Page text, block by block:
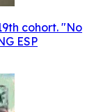
cohort. "No
ESP